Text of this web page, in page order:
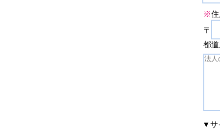
※
〒
都
▼サ